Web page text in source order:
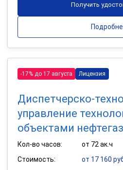
Получить
-17% до 17 августа Лицензия
Диспетчерско-
управление
объектами
Кол-во часов:
от 72 ак.ч
Стоимость:
от 17 160